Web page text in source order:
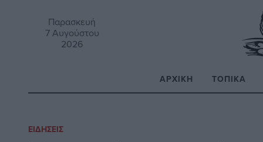
Παρασκευή
7 Αυγούστου
2026
ΑΡΧΙΚΉ ΤΟΠΙΚΆ
ΕΙΔΉΣΕΙΣ